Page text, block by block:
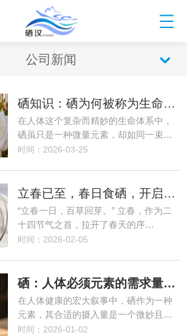
公司新闻
硒知识：硒为何被称为生命的火种？
在人体这个复杂而精妙的生命体系中，
硒虽只是一种微量元素，却如同一束…
时间：2026-03-25
立春已至，春日食硒，开启健康之旅
“立春一日，百草回芽。” 立春，作为二
十四节气之首，拉开了春天的序…
时间：2026-02-05
硒：人体必须元素的需求量探究
在人体健康的宏大叙事中，硒作为一种
元素，其合适的摄入量是一个微妙且…
时间：2026-01-02